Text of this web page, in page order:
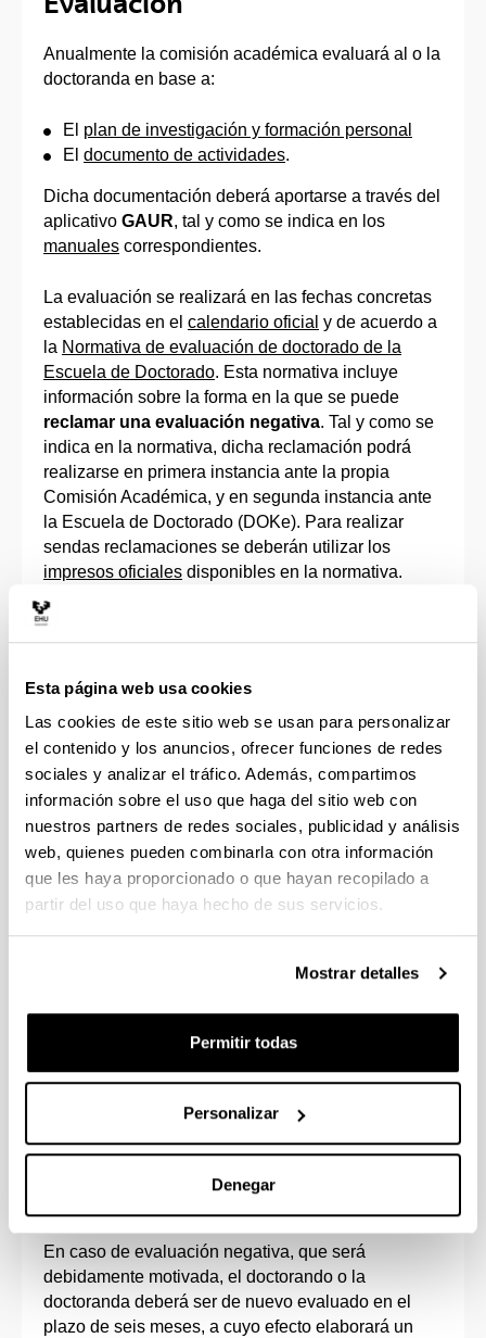
Esta página web usa cookies
Las cookies de este sitio web se usan para personalizar
el contenido y los anuncios, ofrecer funciones de redes
sociales y analizar el tráfico. Además, compartimos
información sobre el uso que haga del sitio web con
nuestros partners de redes sociales, publicidad y análisis
web, quienes pueden combinarla con otra información
que les haya proporcionado o que hayan recopilado a
partir del uso que haya hecho de sus servicios.
Mostrar detalles
Permitir todas
Personalizar
Denegar
Anualmente la comisión académica evaluará al o la
doctoranda en base a:
El plan de investigación y formación personal
El documento de actividades.
Dicha documentación deberá aportarse a través del
aplicativo GAUR, tal y como se indica en los
manuales correspondientes.
La evaluación se realizará en las fechas concretas
establecidas en el calendario oficial y de acuerdo a
la Normativa de evaluación de doctorado de la
Escuela de Doctorado. Esta normativa incluye
información sobre la forma en la que se puede
reclamar una evaluación negativa. Tal y como se
indica en la normativa, dicha reclamación podrá
realizarse en primera instancia ante la propia
Comisión Académica, y en segunda instancia ante
la Escuela de Doctorado (DOKe). Para realizar
sendas reclamaciones se deberán utilizar los
impresos oficiales disponibles en la normativa.
En todo caso, el resultado de la evaluación lo
podrán consultar las y los doctorandos así como
GAUR, tal y como se indica en los
correspondientes.
Permanencia en un programa de doctorado
A tenor de lo establecido en el artículo 11.7 del Real
Decreto 99/2011, la evaluación anual positiva por la
Comisión Académica del Programa de Doctorado,
tanto delPlan de Investigacióncomo del
de Tesis Doctoral dentro del aplicativo GAUR,
Una vez finalice el periodo de evaluación dispuesto
el calendario de matrícula establecido por la
Comisión de Posgrado, se procederá a gestionar la
emisión de la segunda matrícula a todo el
En caso de evaluación negativa, que será
debidamente motivada, el doctorando o la
doctoranda deberá ser de nuevo evaluado en el
plazo de seis meses, a cuyo efecto elaborará un